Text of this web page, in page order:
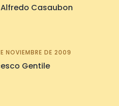
Casaubon
NOVIEMBRE DE 2009
Gentile